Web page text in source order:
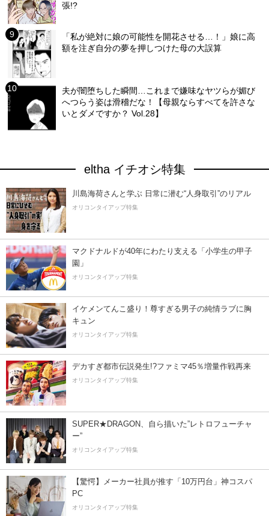
張!?
「私が絶対に娘の可能性を開花させる…！」娘に高
額を注ぎ自分の夢を押しつけた母の大誤算
夫が闇堕ちした瞬間…これまで嫌味なヤツらが媚び
へつらう姿は滑稽だな！【母親ならすべてを許さな
いとダメですか？ Vol.28】
eltha イチオシ特集
川島海荷さんと学ぶ 日常に潜む“人身取引”のリアル
オリコンタイアップ特集
マクドナルドが40年にわたり支える「小学生の甲子
園」
オリコンタイアップ特集
イケメンてんこ盛り！尊すぎる男子の純情ラブに胸
キュン
オリコンタイアップ特集
デカすぎ都市伝説発生!?ファミマ45％増量作戦再来
オリコンタイアップ特集
SUPER★DRAGON、自ら描いた”レトロフューチャ
ー”
オリコンタイアップ特集
【驚愕】メーカー社員が推す「10万円台」神コスパ
PC
オリコンタイアップ特集